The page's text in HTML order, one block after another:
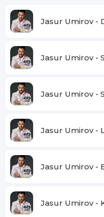
Jasur Umirov -
Jasur Umirov -
Jasur Umirov -
Jasur Umirov -
Jasur Umirov -
Jasur Umirov -